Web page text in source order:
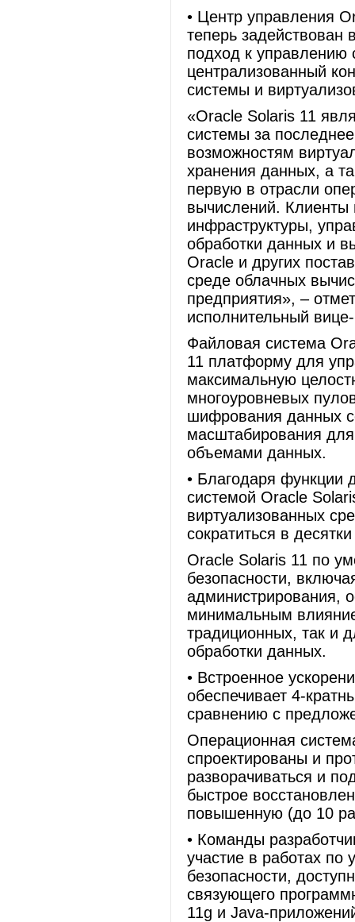
• Центр управления
теперь задействован
подход к управлению
централизованный
системы и
«Oracle Solaris 11
системы за
возможностям
хранения данных, а
первую в отрасли
вычислений. Клиенты
инфраструктуры,
обработки данных и
Oracle и других
среде облачных
предприятия», –
исполнительный
Файловая система
11 платформу для
максимальную
многоуровневых
шифрования данных
масштабирования
объемами данных.
• Благодаря функции
системой Oracle
виртуализованных
сократиться в
Oracle Solaris 11 по
безопасности,
администрирования,
минимальным
традиционных, так и
обработки данных.
• Встроенное
обеспечивает 4-
сравнению с
Операционная
спроектированы и
разворачиваться и
быстрое
повышенную (до 10
• Команды
участие в работах по
безопасности,
связующего
11g и Java-